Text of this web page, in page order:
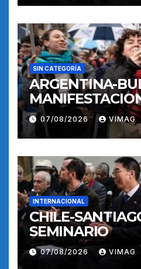
SIN CATEGORÍA
ARGENTINA-
07/08/2026 VIMAG
INTERNACIONAL
CHILE-
SEMINARIO
07/08/2026 VIMAG